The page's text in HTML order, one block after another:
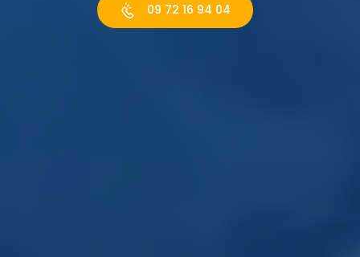
09 72 16 94 04